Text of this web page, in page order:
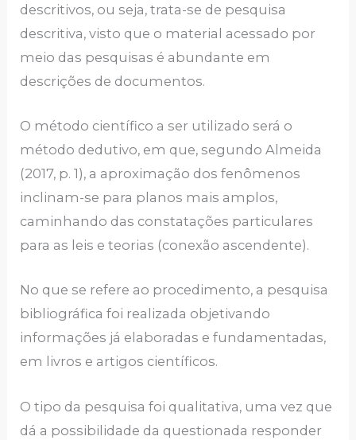
descritivos, ou seja, trata-se de pesquisa
descritiva, visto que o material acessado por
meio das pesquisas é abundante em
descrições de documentos.
O método científico a ser utilizado será o
método dedutivo, em que, segundo Almeida
(2017, p. 1), a aproximação dos fenômenos
inclinam-se para planos mais amplos,
caminhando das constatações particulares
para as leis e teorias (conexão ascendente).
No que se refere ao procedimento, a pesquisa
bibliográfica foi realizada objetivando
informações já elaboradas e fundamentadas,
em livros e artigos científicos.
O tipo da pesquisa foi qualitativa, uma vez que
dá a possibilidade da questionada responder